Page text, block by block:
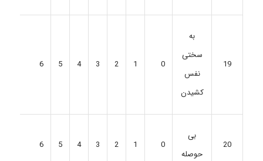
19
به
سختی
نفس
کشیدن
0
1
2
3
4
5
6
20
بی
حوصله
0
1
2
3
4
5
6